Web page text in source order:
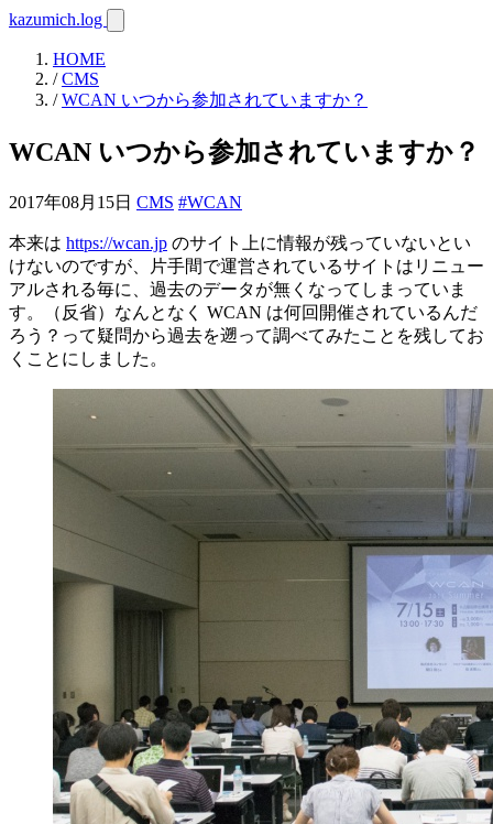
kazumich.log
HOME
/CMS
/WCAN いつから参加されていますか？
WCAN いつから参加されていますか？
2017年08月15日 CMS #WCAN
本来は https://wcan.jp のサイト上に情報が残っていないとい
けないのですが、片手間で運営されているサイトはリニュー
アルされる毎に、過去のデータが無くなってしまっていま
す。（反省）なんとなく WCAN は何回開催されているんだ
ろう？って疑問から過去を遡って調べてみたことを残してお
くことにしました。